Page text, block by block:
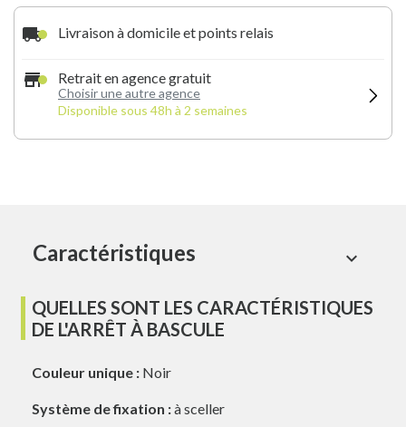
local_shipping Livraison à domicile et points relais
store Retrait en agence gratuit
Choisir une autre agence
Disponible sous 48h à 2 semaines
Caractéristiques expand_more
QUELLES SONT LES CARACTÉRISTIQUES
DE L'ARRÊT À BASCULE
Couleur unique : Noir
Système de fixation :à sceller